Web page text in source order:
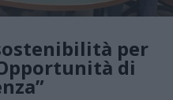
per
di